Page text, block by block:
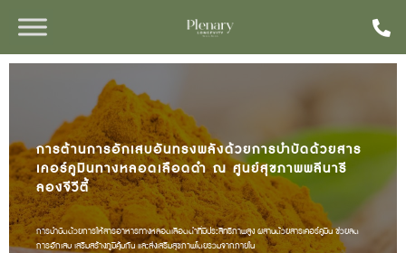
การต้านการอักเสบอันทรงพลังด้วยการบำบัดด้วยสาร
เคอร์คูมินทางหลอดเลือดดำ ณ ศูนย์สุขภาพพลีนารี
ลองจีวีตี้
การบำบัดด้วยการให้สารอาหารทางหลอดเลือดดำที่มีประสิทธิภาพสูง ผสานด้วยสารเคอร์คูมิน ช่วยลด
การอักเสบ เสริมสร้างภูมิคุ้มกัน และส่งเสริมสุขภาพโดยรวมจากภายใน